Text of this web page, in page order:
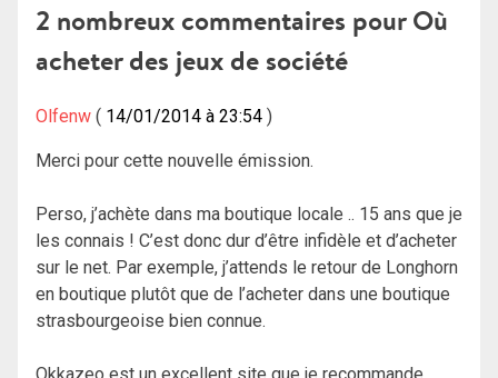
2 nombreux commentaires pourOù
acheter des jeux de société
Olfenw 14/01/2014 à 23:54
Merci pour cette nouvelle émission.
Perso, j’achète dans ma boutique locale .. 15 ans que je
les connais ! C’est donc dur d’être infidèle et d’acheter
sur le net. Par exemple, j’attends le retour de Longhorn
en boutique plutôt que de l’acheter dans une boutique
strasbourgeoise bien connue.
Okkazeo est un excellent site que je recommande